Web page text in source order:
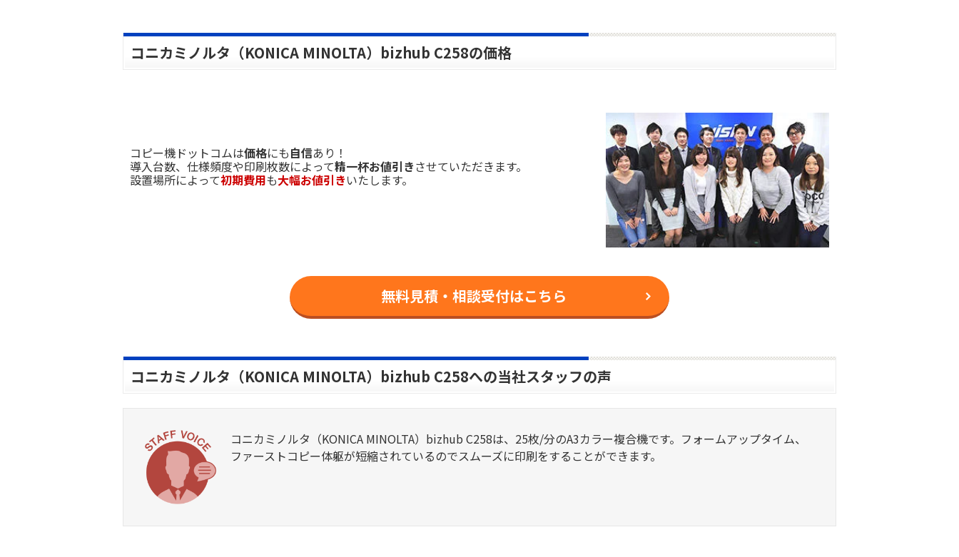
コニカミノルタ（KONICA MINOLTA）bizhub C258の価格
コピー機ドットコムは価格にも自信あり！
導入台数、仕様頻度や印刷枚数によって精一杯お値引きさせていただきます。
設置場所によって初期費用も大幅お値引きいたします。
無料見積・相談受付はこちら
コニカミノルタ（KONICA MINOLTA）bizhub C258への当社スタッフの声
コニカミノルタ（KONICA MINOLTA）bizhub C258は、25枚/分のA3カラー複合機です。フォームアップタイム、
ファーストコピー体躯が短縮されているのでスムーズに印刷をすることができます。